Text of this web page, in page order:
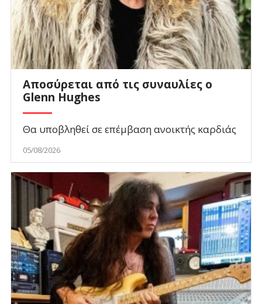
Αποσύρεται από τις συναυλίες ο
Glenn Hughes
Θα υποβληθεί σε επέμβαση ανοικτής καρδιάς
05/08/2026